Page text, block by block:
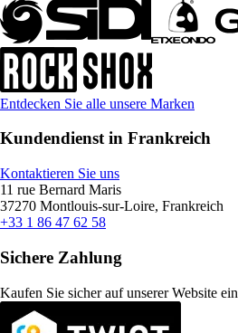
Entdecken Sie alle unsere Marken
Kundendienst in Frankreich
Kontaktieren Sie uns
11 rue Bernard Maris
37270 Montlouis-sur-Loire, Frankreich
+33 1 86 47 62 58
Sichere Zahlung
Kaufen Sie sicher auf unserer Website ein